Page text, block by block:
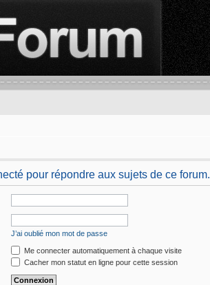
pour répondre aux sujets de ce forum.
J’ai oublié mon mot de passe
Me connecter automatiquement à chaque visite
Cacher mon statut en ligne pour cette session